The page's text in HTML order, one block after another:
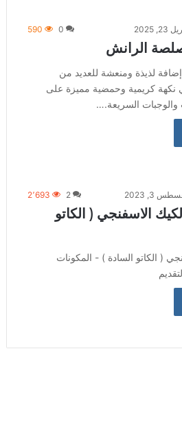
23, 2025
0
590
الرانش
لذيذة ومنعشة للعديد من
نكهة كريمية وحمضية مميزة على
والوجبات السريعة.…
3, 2023
2 2٬693
الاسفنجي ( الكاتو
( الكاتو السادة ) - المكونات